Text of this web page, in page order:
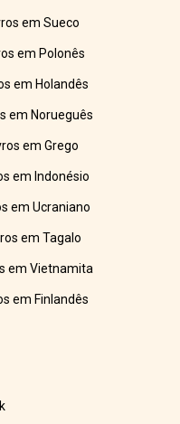
em Sueco
em Polonês
em Holandês
em Norueguês
em Grego
em Indonésio
em Ucraniano
em Tagalo
em Vietnamita
em Finlandês